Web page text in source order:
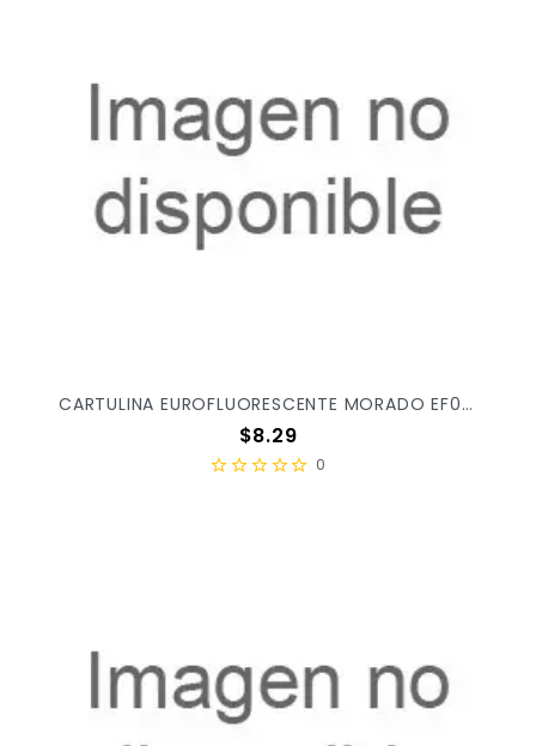
CARTULINA EUROFLUORESCENTE MORADO EF0041 X/100
Precio
$8.29
0